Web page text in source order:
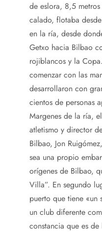
de eslora, 8,5
calado, flotaba
en la ría, desde
Getxo hacia Bilbao
rojiblancos y la
comenzar con las
desarrollaron con
cientos de personas
Margenes de la ría,
atletismo y director
Bilbao, Jon
sea una propio
orígenes de Bilbao,
Villa”. En segundo
puerto que tiene «un
un club diferente
constancia que es